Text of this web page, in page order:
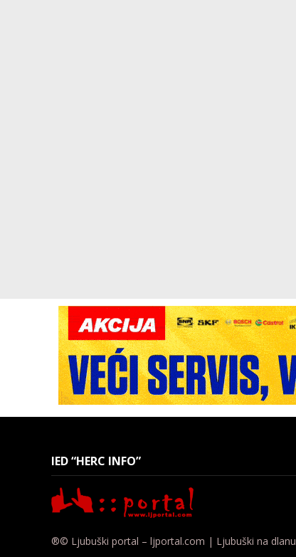
IED “HERC INFO”
®© Ljubuški portal – ljportal.com | Ljubuški na dlanu